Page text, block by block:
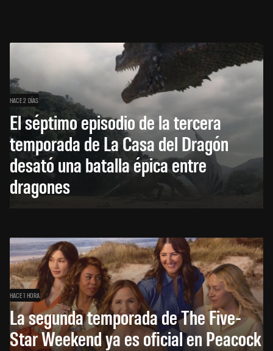
HACE 2 DÍAS
El séptimo episodio de la tercera
temporada de La Casa del Dragón
desató una batalla épica entre
dragones
HACE 1 HORA
La segunda temporada de The Five-
Star Weekend ya es oficial en Peacock